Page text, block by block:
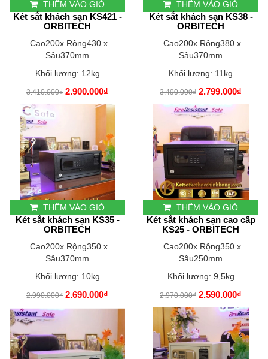
THÊM VÀO GIỎ
Két sắt khách sạn KS421 -
ORBITECH
Cao200x Rộng430 x
Sâu370mm
Khối lượng: 12kg
3.410.000₫ 2.900.000₫
THÊM VÀO GIỎ
Két sắt khách sạn KS38 -
ORBITECH
Cao200x Rộng380 x
Sâu370mm
Khối lượng: 11kg
3.490.000₫ 2.799.000₫
THÊM VÀO GIỎ
Két sắt khách sạn KS35 -
ORBITECH
Cao200x Rộng350 x
Sâu370mm
Khối lượng: 10kg
2.990.000₫ 2.690.000₫
THÊM VÀO GIỎ
Két sắt khách sạn cao cấp
KS25 - ORBITECH
Cao200x Rộng350 x
Sâu250mm
Khối lượng: 9,5kg
2.970.000₫ 2.590.000₫